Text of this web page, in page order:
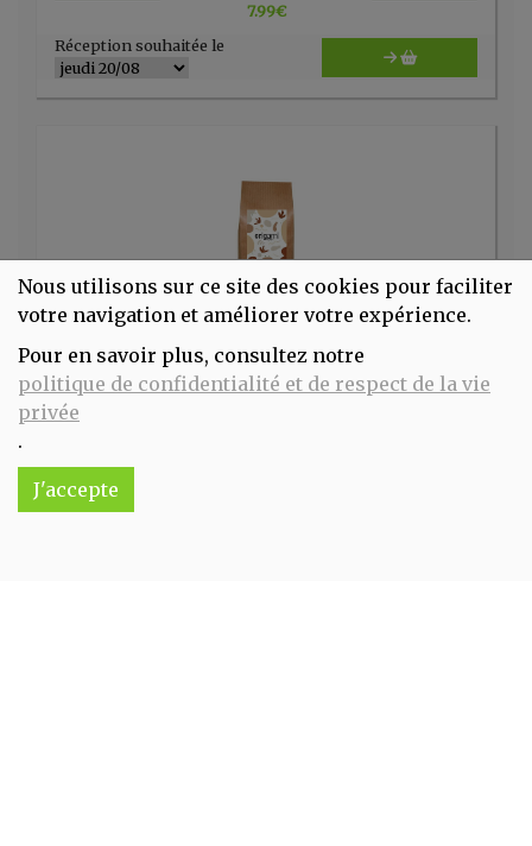
Nous utilisons sur ce site des cookies pour faciliter
votre navigation et améliorer votre expérience.
Pour en savoir plus, consultez notre
politique de confidentialité et de respect de la vie
privée
.
J'accepte
7.99€
Réception souhaitée le
3.5€/pc
Réception souhaitée le